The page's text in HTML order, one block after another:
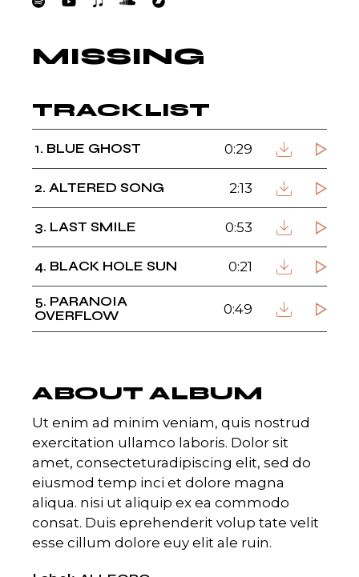
MISSING
TRACKLIST
1 BLUE GHOST 0:29
2 ALTERED SONG 2:13
3 LAST SMILE 0:53
4 BLACK HOLE SUN 0:21
5 PARANOIA
OVERFLOW
0:49
ABOUT ALBUM
Ut enim ad minim veniam, quis nostrud
exercitation ullamco laboris. Dolor sit
amet, consecteturadipiscing elit, sed do
eiusmod temp inci et dolore magna
aliqua. nisi ut aliquip ex ea commodo
consat. Duis eprehenderit volup tate velit
esse cillum dolore euy elit ale ruin.